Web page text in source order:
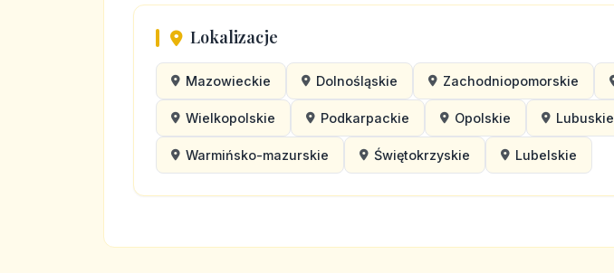
Lokalizacje
Mazowieckie Dolnośląskie Zachodniopomorskie
Wielkopolskie Podkarpackie Opolskie Lubuskie
Warmińsko-mazurskie Świętokrzyskie Lubelskie